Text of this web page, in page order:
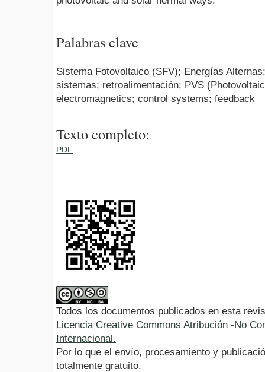
Palabras clave
Sistema Fotovoltaico (SFV); Energías
sistemas; retroalimentación; PVS
electromagnetics; control systems; feedback
Texto completo:
PDF
Todos los documentos publicados en esta
Licencia Creative Commons Atribución -No
Internacional.
Por lo que el envío, procesamiento y
totalmente gratuito.